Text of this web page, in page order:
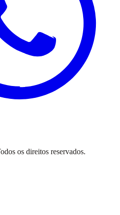
os direitos reservados.